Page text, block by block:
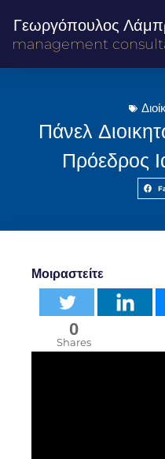
Γεωργόπουλος
management
Πάνελ
Πρόεδρος
Μοιραστείτε
0
Shares